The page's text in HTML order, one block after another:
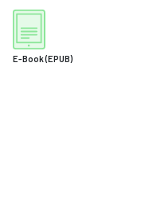
E-Book(EPUB)